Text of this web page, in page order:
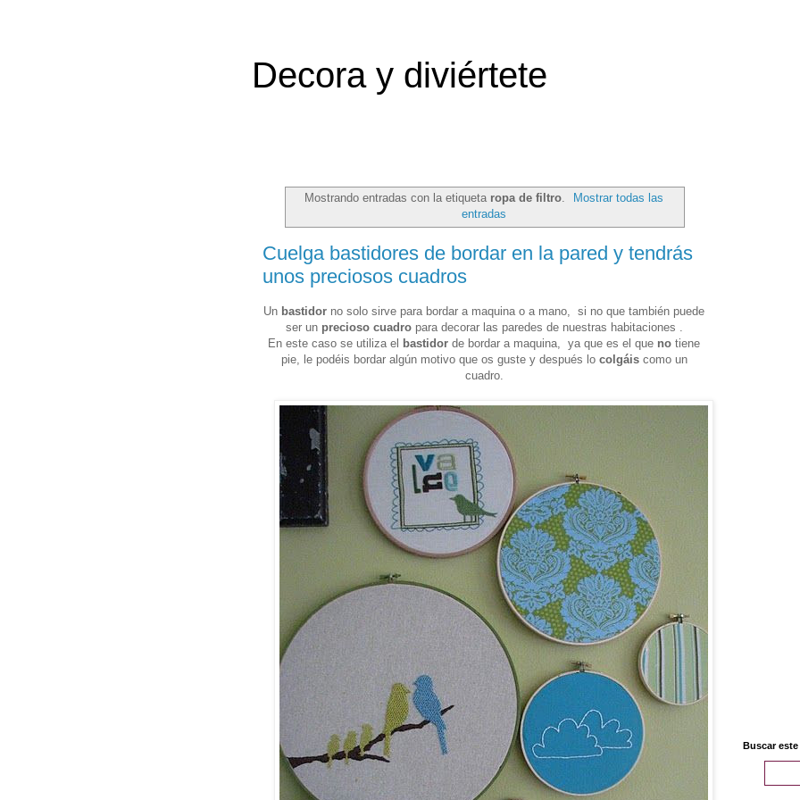
Decora y diviértete
Mostrando entradas con la etiqueta ropa de filtro.
Mostrar todas las
entradas
Cuelga bastidores de bordar en la pared y tendrás
unos preciosos cuadros
Un bastidor no solo sirve para bordar a maquina o a mano, si no que también puede
ser un precioso cuadropara decorar las paredes de nuestras habitaciones .
En este caso se utiliza el bastidor de bordar a maquina, ya que es el que no tiene
pie, le podéis bordar algún motivo que os guste y después lo colgáiscomo un
cuadro.
Buscar